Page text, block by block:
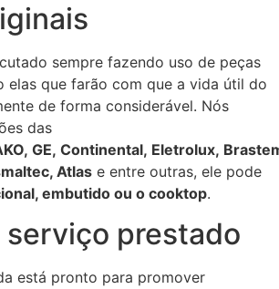
sempre fazendo uso de peças
elas que farão com que a vida útil do
de forma considerável. Nós
das
GE, Continental, Eletrolux,
Atlas e entre outras, ele pode
embutido ou o cooktop.
serviço prestado
está pronto para promover